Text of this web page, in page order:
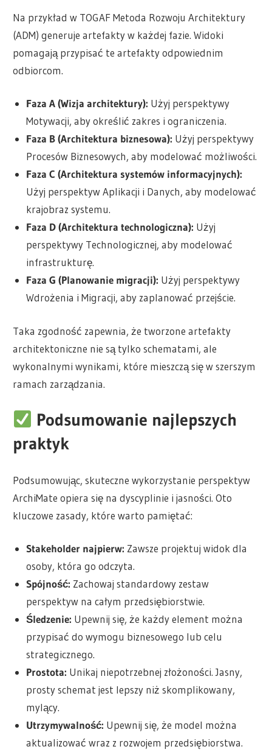
Na przykład w TOGAF Metoda Rozwoju Architektury
(ADM) generuje artefakty w każdej fazie. Widoki
pomagają przypisać te artefakty odpowiednim
odbiorcom.
Faza A (Wizja architektury): Użyj perspektywy
Motywacji, aby określić zakres i ograniczenia.
Faza B (Architektura biznesowa): Użyj perspektywy
Procesów Biznesowych, aby modelować możliwości.
Faza C (Architektura systemów informacyjnych):
Użyj perspektyw Aplikacji i Danych, aby modelować
krajobraz systemu.
Faza D (Architektura technologiczna): Użyj
perspektywy Technologicznej, aby modelować
infrastrukturę.
Faza G (Planowanie migracji): Użyj perspektywy
Wdrożenia i Migracji, aby zaplanować przejście.
Taka zgodność zapewnia, że tworzone artefakty
architektoniczne nie są tylko schematami, ale
wykonalnymi wynikami, które mieszczą się w szerszym
ramach zarządzania.
Podsumowanie najlepszych
praktyk
Podsumowując, skuteczne wykorzystanie perspektyw
ArchiMate opiera się na dyscyplinie i jasności. Oto
kluczowe zasady, które warto pamiętać:
Stakeholder najpierw: Zawsze projektuj widok dla
osoby, która go odczyta.
Spójność: Zachowaj standardowy zestaw
perspektyw na całym przedsiębiorstwie.
Śledzenie: Upewnij się, że każdy element można
przypisać do wymogu biznesowego lub celu
strategicznego.
Prostota: Unikaj niepotrzebnej złożoności. Jasny,
prosty schemat jest lepszy niż skomplikowany,
mylący.
Utrzymywalność: Upewnij się, że model można
aktualizować wraz z rozwojem przedsiębiorstwa.